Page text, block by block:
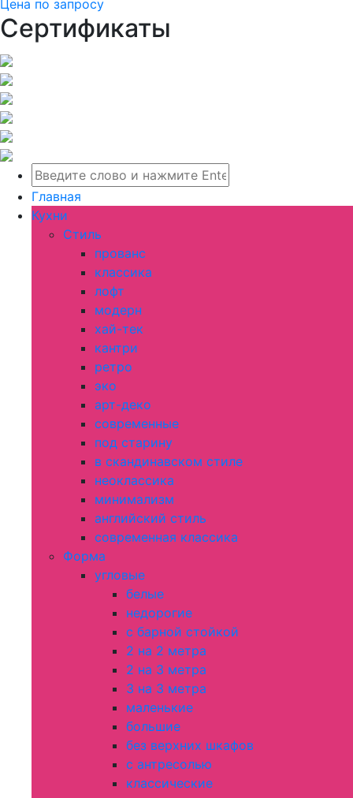
Цена по запросу
Сертификаты
Главная
Кухни
Стиль
прованс
классика
лофт
модерн
хай-тек
кантри
ретро
эко
арт-деко
современные
под старину
в скандинавском стиле
неоклассика
минимализм
английский стиль
современная классика
Форма
угловые
белые
недорогие
с барной стойкой
2 на 2 метра
2 на 3 метра
3 на 3 метра
маленькие
большие
без верхних шкафов
с антресолью
классические